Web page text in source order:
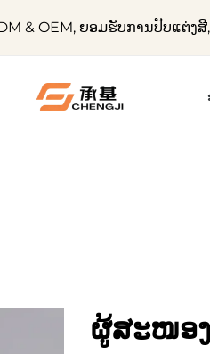
& OEM, ຍອມຮັບການປັບແຕ່ງສີ
ຜູ້ສະໜອ